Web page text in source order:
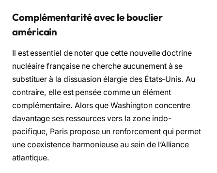
Complémentarité avec le bouclier
américain
Il est essentiel de noter que cette nouvelle doctrine
nucléaire française ne cherche aucunement à se
substituer à la dissuasion élargie des États-Unis. Au
contraire, elle est pensée comme un élément
complémentaire. Alors que Washington concentre
davantage ses ressources vers la zone indo-
pacifique, Paris propose un renforcement qui permet
une coexistence harmonieuse au sein de l’Alliance
atlantique.